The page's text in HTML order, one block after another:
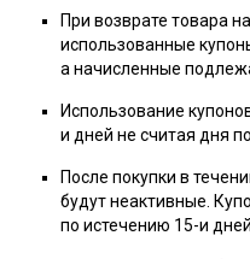
При возврате товара
использованные
а начисленные
Использование
и дней не считая дня
После покупки в
будут неактивные.
по истечению 15-и